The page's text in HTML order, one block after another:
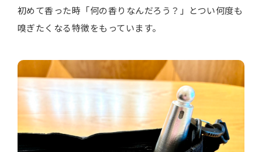
初めて香った時「何の香りなんだろう？」とつい何度も
嗅ぎたくなる特徴をもっています。